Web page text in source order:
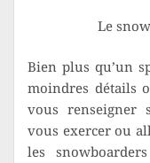
Le
Bien plus qu’un
moindres détails
vous renseigner
vous exercer ou
les